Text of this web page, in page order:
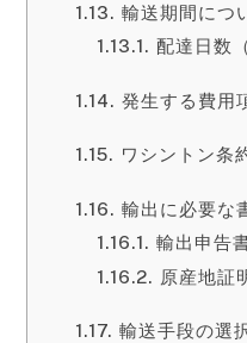
輸送期間につ
配達日数
発生する費用
ワシントン条
輸出に必要な
輸出申告
原産地証
輸送手段の選